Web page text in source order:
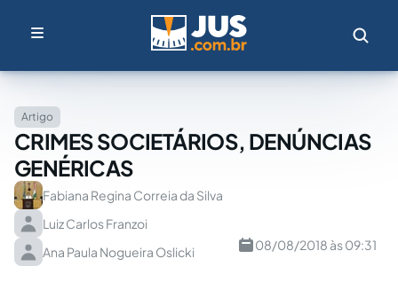
Artigo
CRIMES SOCIETÁRIOS, DENÚNCIAS
GENÉRICAS
Fabiana Regina Correia da Silva
Luiz Carlos Franzoi
Ana Paula Nogueira Oslicki
08/08/2018 às 09:31